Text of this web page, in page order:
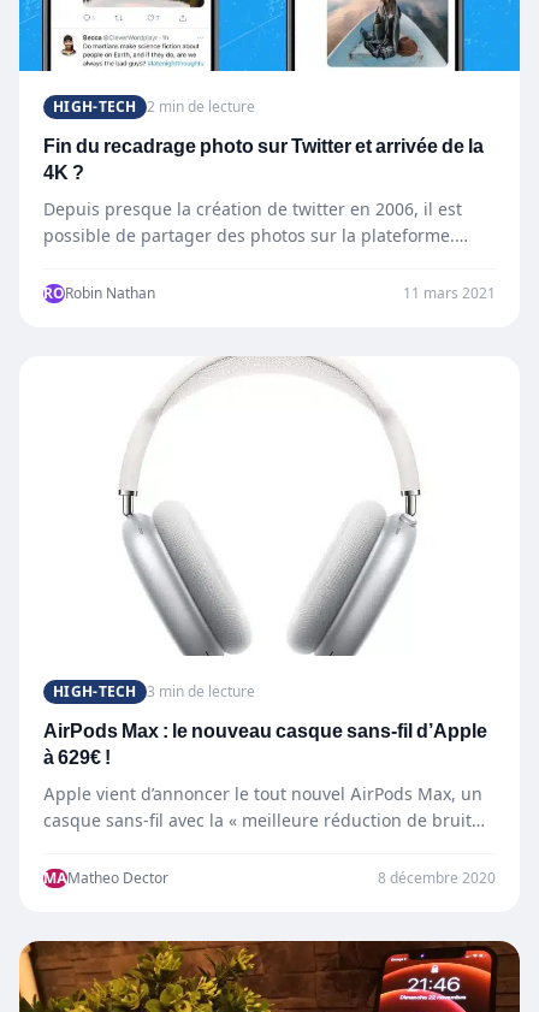
HIGH-TECH 2 min de lecture
Fin du recadrage photo sur Twitter et arrivée de la
4K ?
Depuis presque la création de twitter en 2006, il est
possible de partager des photos sur la plateforme.…
RORobin Nathan 11 mars 2021
HIGH-TECH 3 min de lecture
AirPods Max : le nouveau casque sans-fil d’Apple
à 629€ !
Apple vient d’annoncer le tout nouvel AirPods Max, un
casque sans-fil avec la « meilleure réduction de bruit…
MAMatheo Dector 8 décembre 2020